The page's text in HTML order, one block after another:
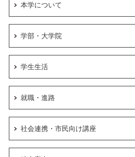
本学について
学部・大学院
学生生活
就職・進路
社会連携・市民向け講座